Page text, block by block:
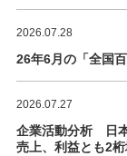
2026.07.28
26年6月の「全国
2026.07.27
企業活動分析 日本
売上、利益とも2